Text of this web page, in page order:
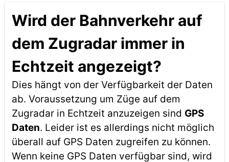
Wird der Bahnverkehr auf
dem Zugradar immer in
Echtzeit angezeigt?
Dies hängt von der Verfügbarkeit der Daten
ab. Voraussetzung um Züge auf dem
Zugradar in Echtzeit anzuzeigen sind GPS
Daten. Leider ist es allerdings nicht möglich
überall auf GPS Daten zugreifen zu können.
Wenn keine GPS Daten verfügbar sind, wird